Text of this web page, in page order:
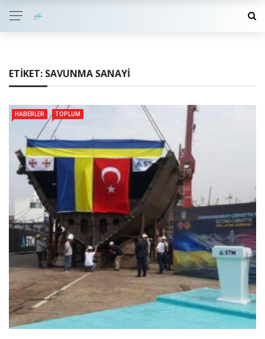
ETIKET: SAVUNMA SANAYI
HABERLER TOPLUM